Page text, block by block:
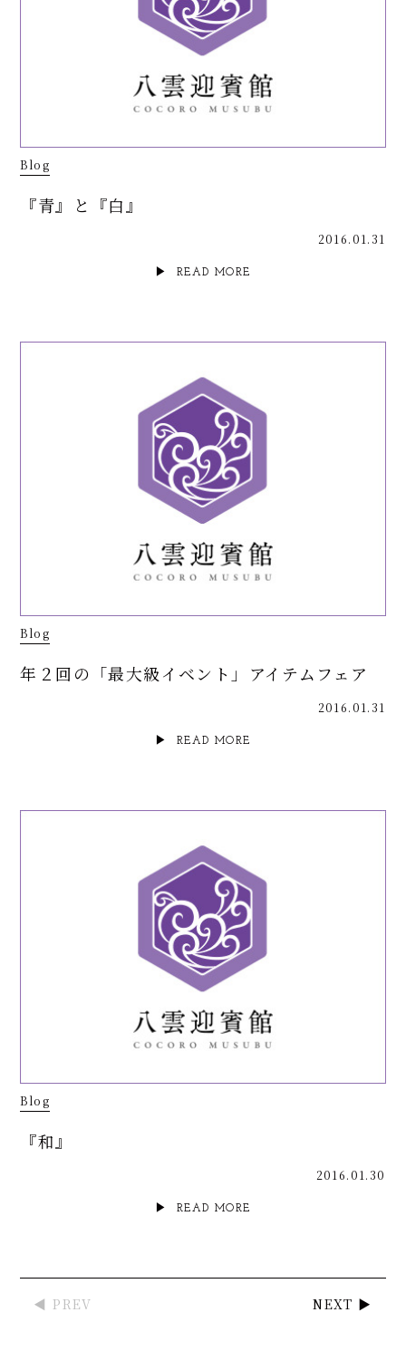
Blog
『青』と『白』
2016.01.31
READ MORE
Blog
年２回の「最大級イベント」アイテムフェア
2016.01.31
READ MORE
Blog
『和』
2016.01.30
READ MORE
◀ PREV NEXT ▶